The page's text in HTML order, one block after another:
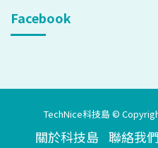
Facebook
TechNice科技島 ©
關於科技島 聯絡我們